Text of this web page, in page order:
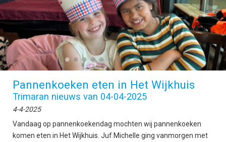
● ● ● ● ● ● ● ● ● ● ● ●
Pannenkoeken eten in Het Wijkhuis
Trimaran nieuws van 04-04-2025
4-4-2025
Vandaag op pannenkoekendag mochten wij pannenkoeken
komen eten in Het Wijkhuis. Juf Michelle ging vanmorgen met